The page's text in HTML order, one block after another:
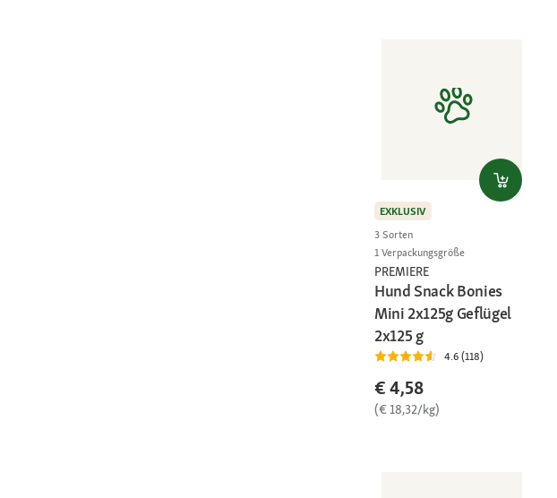
EXKLUSIV
3 Sorten
1 Verpackungsgröße
PREMIERE
Hund Snack Bonies
Mini 2x125g Geflügel
2x125 g
4.6 (118)
€ 4,58
(€ 18,32/kg)